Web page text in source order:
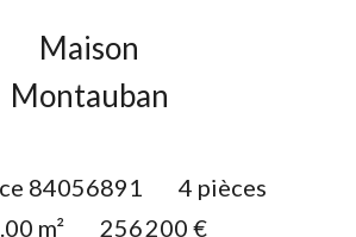
Maison
Montauban
84056891
4 pièces
m² 256 200 €